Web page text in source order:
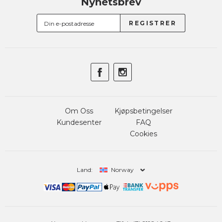
Om Oss
Kundesenter
Kjøpsbetingelser
FAQ
Cookies
Land: Norway